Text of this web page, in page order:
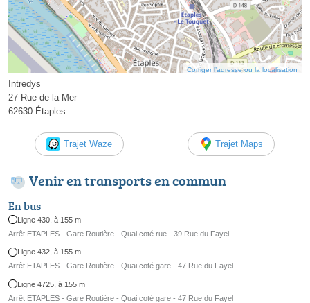
Corriger l’adresse ou la localisation
Intredys
27 Rue de la Mer
62630 Étaples
Trajet Waze Trajet Maps
Venir en transports en commun
En bus
Ligne 430, à 155 m
Arrêt ETAPLES - Gare Routière - Quai coté rue - 39 Rue du Fayel
Ligne 432, à 155 m
Arrêt ETAPLES - Gare Routière - Quai coté gare - 47 Rue du Fayel
Ligne 4725, à 155 m
Arrêt ETAPLES - Gare Routière - Quai coté gare - 47 Rue du Fayel